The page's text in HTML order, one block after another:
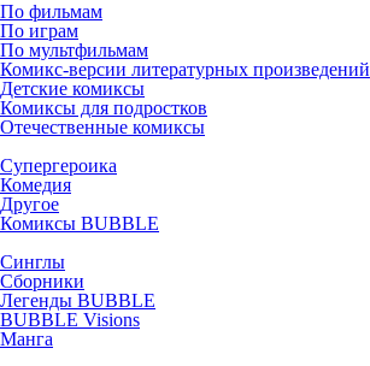
По фильмам
По играм
По мультфильмам
Комикс-версии литературных произведений
Детские комиксы
Комиксы для подростков
Отечественные комиксы
Супергероика
Комедия
Другое
Комиксы BUBBLE
Синглы
Сборники
Легенды BUBBLE
BUBBLE Visions
Манга